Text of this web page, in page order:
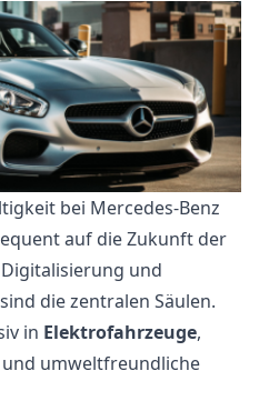
bei Mercedes-Benz
auf die Zukunft der
und
die zentralen Säulen.
in Elektrofahrzeuge,
umweltfreundliche